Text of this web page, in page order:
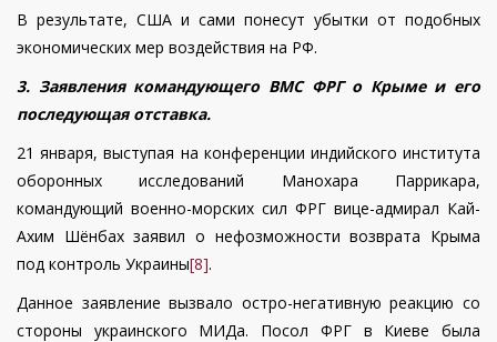
В результате, США и сами понесут убытки от подобных
экономических мер воздействия на РФ.
3. Заявления командующего ВМС ФРГ о Крыме и его
последующая отставка.
21 января, выступая на конференции индийского института
оборонных исследований Манохара Паррикара,
командующий военно-морских сил ФРГ вице-адмирал Кай-
Ахим Шёнбах заявил о нефозможности возврата Крыма
под контроль Украины[8].
Данное заявление вызвало остро-негативную реакцию со
стороны украинского МИДа. Посол ФРГ в Киеве была